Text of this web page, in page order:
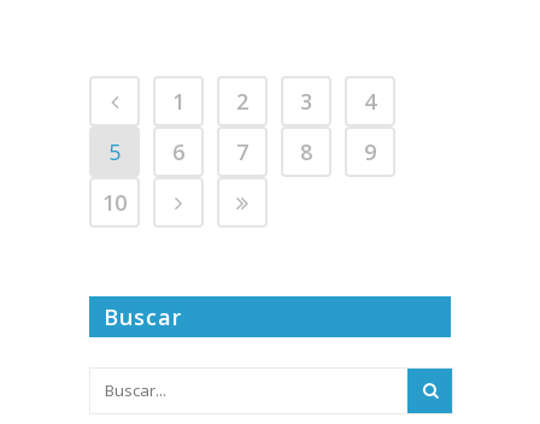
1 2 3
4
5
6 7 8
9
10
Buscar